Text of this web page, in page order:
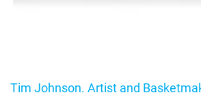
Tim Johnson. Artist and